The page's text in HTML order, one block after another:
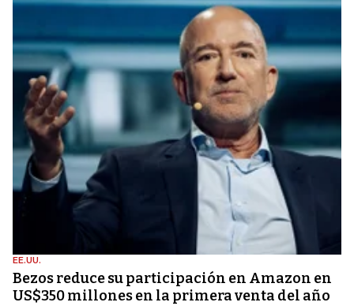
EE.UU.
Bezos reduce su participación en Amazon en
US$350 millones en la primera venta del año